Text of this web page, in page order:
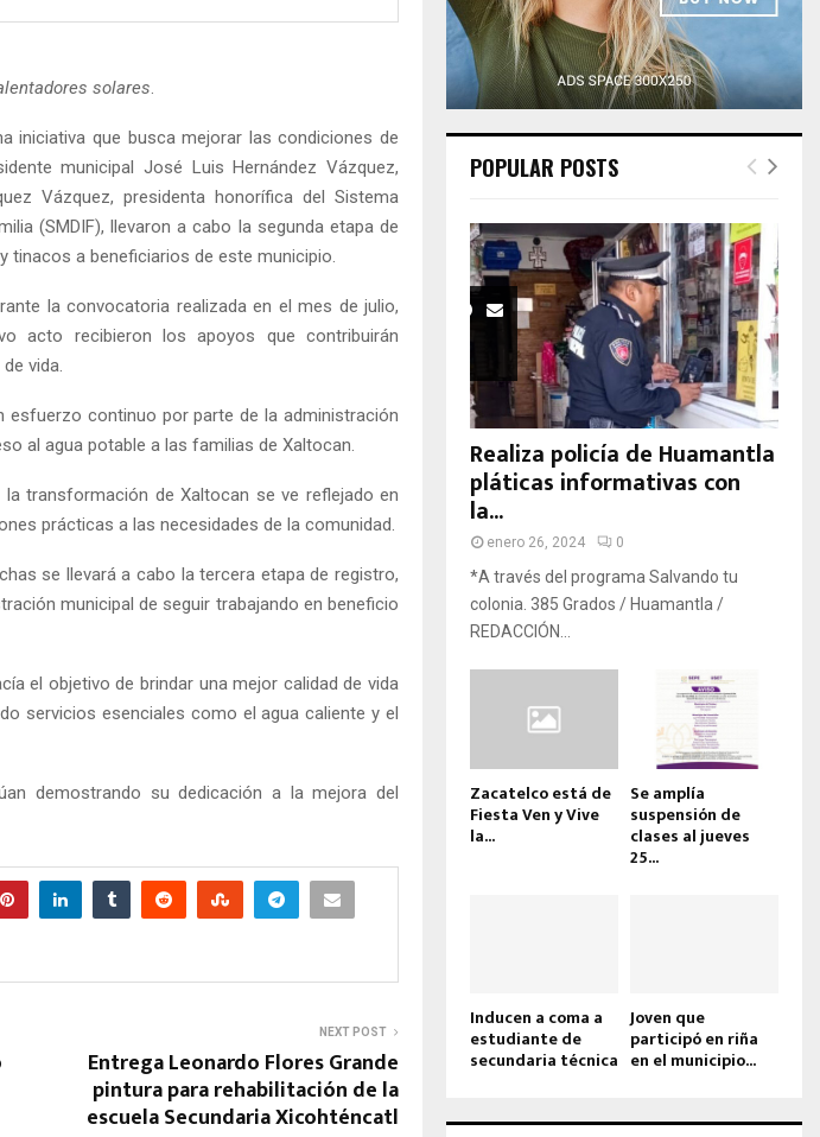
solares
iniciativa que busca mejorar las condiciones de
municipal José Luis Hernández Vázquez,
Vázquez, presidenta honorífica del Sistema
(SMDIF), llevaron a cabo la segunda etapa de
tinacos a beneficiarios de este municipio.
la convocatoria realizada en el mes de julio,
acto recibieron los apoyos que contribuirán
vida.
esfuerzo continuo por parte de la administración
al agua potable a las familias de Xaltocan.
transformación de Xaltocan se ve reflejado en
prácticas a las necesidades de la comunidad.
se llevará a cabo la tercera etapa de registro,
municipal de seguir trabajando en beneficio
el objetivo de brindar una mejor calidad de vida
servicios esenciales como el agua caliente y el
demostrando su dedicación a la mejora del
NEXT POST
Entrega Leonardo Flores Grande
pintura para rehabilitación de la
escuela Secundaria Xicohténcatl
POPULAR POSTS
Realiza policía de Huamantla
pláticas informativas con
la...
enero 26, 2024 0
*A través del programa Salvando tu
colonia. 385 Grados / Huamantla /
REDACCIÓN...
Zacatelco está de
Fiesta Ven y Vive
la...
Se amplía
suspensión de
clases al jueves
25...
Inducen a coma a
estudiante de
secundaria técnica
Joven que
participó en riña
en el municipio...